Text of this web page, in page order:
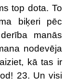
top dota. To
biķeri pēc
manās
nodevēja
kā tas ir
23. Un visi